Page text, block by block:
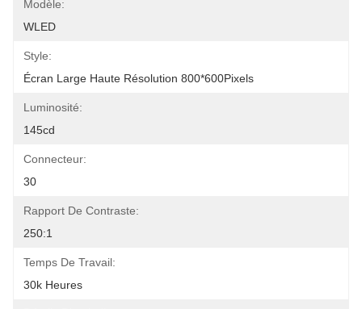
Modèle:
WLED
Style:
Écran Large Haute Résolution 800*600Pixels
Luminosité:
145cd
Connecteur:
30
Rapport De Contraste:
250:1
Temps De Travail:
30k Heures